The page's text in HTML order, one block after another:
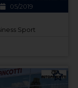
05/2019
Sport